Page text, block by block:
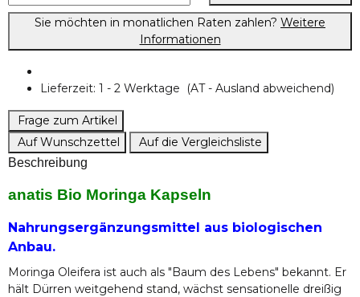
Sie möchten in monatlichen Raten zahlen? Weitere
Informationen
Lieferzeit: 1 - 2 Werktage (AT - Ausland abweichend)
Frage zum Artikel
Auf Wunschzettel
Auf die Vergleichsliste
Beschreibung
anatis Bio Moringa Kapseln
Nahrungsergänzungsmittel aus biologischen
Anbau.
Moringa Oleifera ist auch als "Baum des Lebens" bekannt. Er
hält Dürren weitgehend stand, wächst sensationelle dreißig